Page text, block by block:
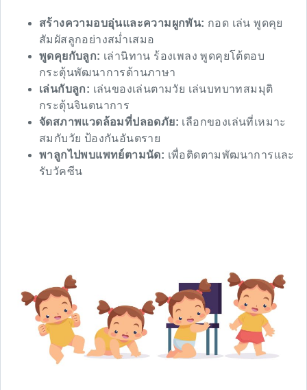
สร้างความอบอุ่นและความผูกพัน: กอด เล่น พูดคุย
สัมผัสลูกอย่างสม่ำเสมอ
พูดคุยกับลูก: เล่านิทาน ร้องเพลง พูดคุยโต้ตอบ
กระตุ้นพัฒนาการด้านภาษา
เล่นกับลูก: เล่นของเล่นตามวัย เล่นบทบาทสมมุติ
กระตุ้นจินตนาการ
จัดสภาพแวดล้อมที่ปลอดภัย: เลือกของเล่นที่เหมาะ
สมกับวัย ป้องกันอันตราย
พาลูกไปพบแพทย์ตามนัด: เพื่อติดตามพัฒนาการและ
รับวัคซีน